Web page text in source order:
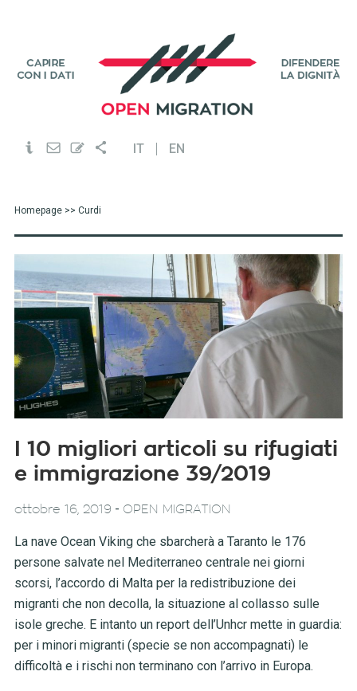
IT EN
Homepage>> Curdi
I 10 migliori articoli su rifugiati
e immigrazione 39/2019
ottobre 16, 2019 - OPEN MIGRATION
La nave Ocean Viking che sbarcherà a Taranto le 176
persone salvate nel Mediterraneo centrale nei giorni
scorsi, l’accordo di Malta per la redistribuzione dei
migranti che non decolla, la situazione al collasso sulle
isole greche. E intanto un report dell’Unhcr mette in guardia:
per i minori migranti (specie se non accompagnati) le
difficoltà e i rischi non terminano con l’arrivo in Europa.